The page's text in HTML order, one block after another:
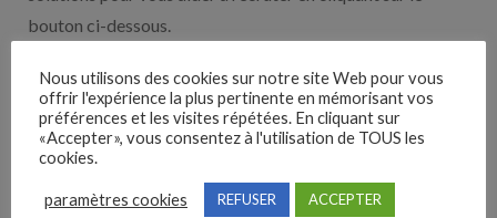
bouton ci-dessous.
Nos solutions entreprises
Découvrez nos partenaires ! Moteurs de recherches,
multidiffuseurs, sites payant… nombreux sont nos
Nous utilisons des cookies sur notre site Web pour vous
offrir l'expérience la plus pertinente en mémorisant vos
préférences et les visites répétées. En cliquant sur
«Accepter», vous consentez à l'utilisation de TOUS les
cookies.
paramètres cookies REFUSER ACCEPTER